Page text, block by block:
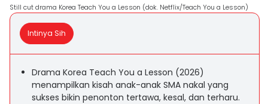
Still cut drama Korea Teach You a Lesson (dok. Netflix/Teach You a Lesson)
Intinya Sih
Drama Korea Teach You a Lesson (2026)
menampilkan kisah anak-anak SMA nakal yang
sukses bikin penonton tertawa, kesal, dan terharu.